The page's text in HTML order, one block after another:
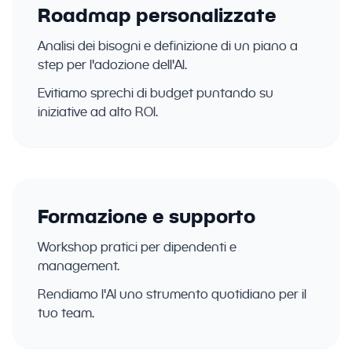
Roadmap personalizzate
Analisi dei bisogni e definizione di un piano a
step per l'adozione dell'AI.
Evitiamo sprechi di budget puntando su
iniziative ad alto ROI.
Formazione e supporto
Workshop pratici per dipendenti e
management.
Rendiamo l'AI uno strumento quotidiano per il
tuo team.